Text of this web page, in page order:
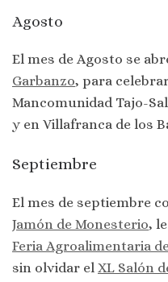
Agosto
El mes de Agosto se
Garbanzo, para
Mancomunidad Tajo-
y en Villafranca de los
Septiembre
El mes de septiembre
Jamón de Monesterio,
Feria Agroalimentaria
sin olvidar el XL Salón